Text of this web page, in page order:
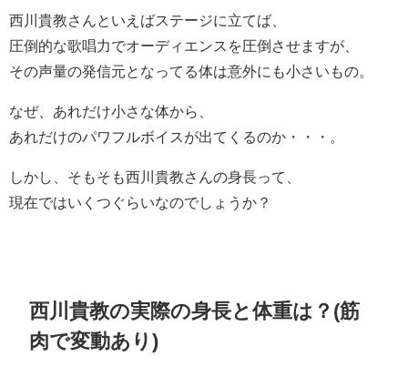
西川貴教さんといえばステージに立てば、
圧倒的な歌唱力でオーディエンスを圧倒させますが、
その声量の発信元となってる体は意外にも小さいもの。
なぜ、あれだけ小さな体から、
あれだけのパワフルボイスが出てくるのか・・・。
しかし、そもそも西川貴教さんの身長って、
現在ではいくつぐらいなのでしょうか？
西川貴教の実際の身長と体重は？(筋
肉で変動あり)